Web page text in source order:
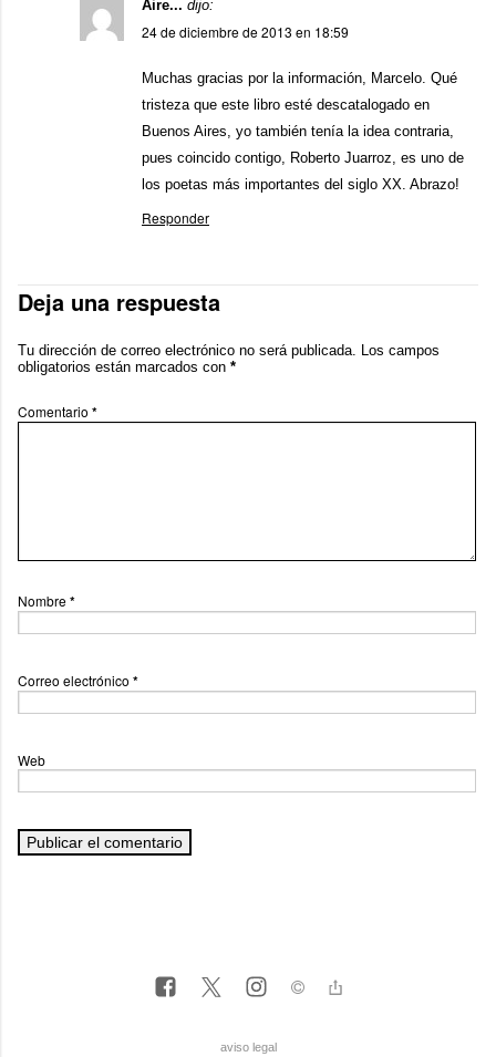
Aire... dijo:
24 de diciembre de 2013 en 18:59
Muchas gracias por la información, Marcelo. Qué
tristeza que este libro esté descatalogado en
Buenos Aires, yo también tenía la idea contraria,
pues coincido contigo, Roberto Juarroz, es uno de
los poetas más importantes del siglo XX. Abrazo!
Responder
Deja una respuesta
Tu dirección de correo electrónico no será publicada. Los campos
obligatorios están marcados con *
Comentario *
Nombre*
Correo electrónico *
Web
aviso legal